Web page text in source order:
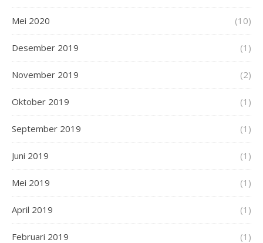
Mei 2020 (10)
Desember 2019 (1)
November 2019 (2)
Oktober 2019 (1)
September 2019 (1)
Juni 2019 (1)
Mei 2019 (1)
April 2019 (1)
Februari 2019 (1)